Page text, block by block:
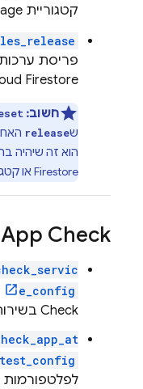
קטגוריית
פריסת
Firestore
חשוב:
שrelease
הוא זה שיהיה
Firestoreאו
Check
e_config
Check
test_config